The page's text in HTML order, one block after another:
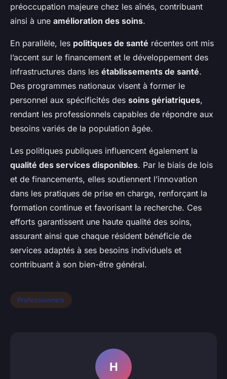
préoccupation majeure chez les aînés, contribuant
ainsi à une amélioration des soins.
En parallèle, les politiques de santé récentes ont mis
l’accent sur le financement et le développement des
infrastructures dans les établissements de santé.
Des programmes nationaux visent à former le
personnel aux spécificités des soins gériatriques,
rendant les professionnels capables de répondre aux
besoins variés de la population âgée.
Les politiques publiques influencent également la
qualité des services disponibles. Par le biais de lois
et de financements, elles soutiennent l’innovation
dans les pratiques de prise en charge, renforçant la
formation continue et favorisant la recherche. Ces
efforts garantissent une haute qualité des soins,
assurant ainsi que chaque résident bénéficie de
services adaptés à ses besoins individuels et
contribuant à son bien-être général.
Professionnels
H